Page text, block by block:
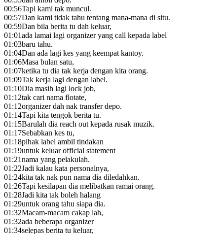
00:56Tapi kami tak muncul.
00:57Dan kami tidak tahu tentang mana-mana di situ.
00:59Dan bila berita tu dah keluar,
01:01ada lamai lagi organizer yang call kepada label
01:03baru tahu.
01:04Dan ada lagi kes yang keempat kantoy.
01:06Masa bulan satu,
01:07ketika tu dia tak kerja dengan kita orang.
01:09Tak kerja lagi dengan label.
01:10Dia masih lagi lock job,
01:12tak cari nama flotate,
01:12organizer dah nak transfer depo.
01:14Tapi kita tengok berita tu.
01:15Barulah dia reach out kepada rusak muzik.
01:17Sebabkan kes tu,
01:18pihak label ambil tindakan
01:19untuk keluar official statement
01:21nama yang pelakulah.
01:22Jadi kalau kata personalnya,
01:24kita tak nak pun nama dia diledahkan.
01:26Tapi kesilapan dia melibatkan ramai orang.
01:28Jadi kita tak boleh halang
01:29untuk orang tahu siapa dia.
01:32Macam-macam cakap lah,
01:32ada beberapa organizer
01:34selepas berita tu keluar,